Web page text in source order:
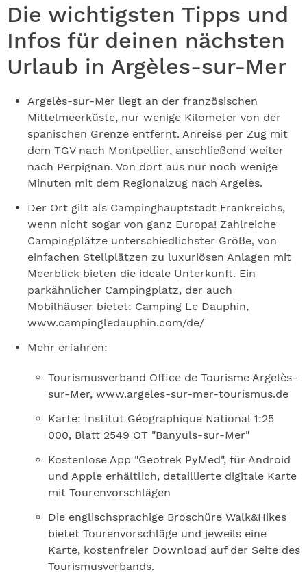
Die wichtigsten Tipps und
Infos für deinen nächsten
Urlaub in Argèles-sur-Mer
Argelès-sur-Mer liegt an der französischen
Mittelmeerküste, nur wenige Kilometer von der
spanischen Grenze entfernt. Anreise per Zug mit
dem TGV nach Montpellier, anschließend weiter
nach Perpignan. Von dort aus nur noch wenige
Minuten mit dem Regionalzug nach Argelès.
Der Ort gilt als Campinghauptstadt Frankreichs,
wenn nicht sogar von ganz Europa! Zahlreiche
Campingplätze unterschiedlichster Größe, von
einfachen Stellplätzen zu luxuriösen Anlagen mit
Meerblick bieten die ideale Unterkunft. Ein
parkähnlicher Campingplatz, der auch
Mobilhäuser bietet: Camping Le Dauphin,
www.campingledauphin.com/de/
Mehr erfahren:
Tourismusverband Office de Tourisme Argelès-
sur-Mer, www.argeles-sur-mer-tourismus.de
Karte: Institut Géographique National 1:25
000, Blatt 2549 OT "Banyuls-sur-Mer"
Kostenlose App "Geotrek PyMed", für Android
und Apple erhältlich, detaillierte digitale Karte
mit Tourenvorschlägen
Die englischsprachige Broschüre Walk&Hikes
bietet Tourenvorschläge und jeweils eine
Karte, kostenfreier Download auf der Seite des
Tourismusverbands.